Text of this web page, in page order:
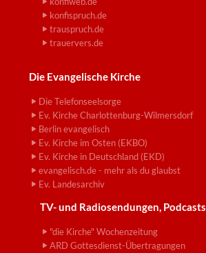
konfispruch.de
trauspruch.de
trauervers.de
Die Evangelische Kirche
Die Telefonseelsorge
Ev. Kirche Charlottenburg-Wilmersdorf
Berlin evangelisch
Ev. Kirche im Osten (EKBO)
Ev. Kirche in Deutschland (EKD)
evangelisch.de - mehr als du glaubst
Ev. Landesarchiv
TV- und Radiosendungen, Podcasts
"die Kirche" Wochenzeitung
ARD Gottesdienst-Übertragungen